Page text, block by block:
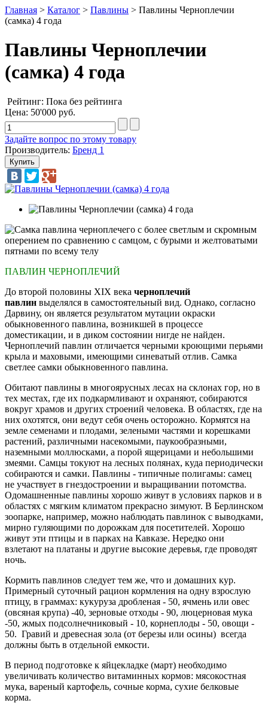
Главная > Каталог > Павлины > Павлины Черноплечии
(cамка) 4 года
Павлины Черноплечии
(cамка) 4 года
Рейтинг: Пока без рейтинга
Цена: 50'000 руб.
Задайте вопрос по этому товару
Производитель: Бренд 1
ПАВЛИН ЧЕРНОПЛЕЧИЙ
До второй половины XIX века черноплечий
павлин выделялся в самостоятельный вид. Однако, согласно
Дарвину, он является результатом мутации окраски
обыкновенного павлина, возникшей в процессе
доместикации, и в диком состоянии нигде не найден.
Черноплечий павлин отличается черными кроющими перьями
крыла и маховыми, имеющими синеватый отлив. Самка
светлее самки обыкновенного павлина.
Обитают павлины в многоярусных лесах на склонах гор, но в
тех местах, где их подкармливают и охраняют, собираются
вокруг храмов и других строений человека. В областях, где на
них охотятся, они ведут себя очень осторожно. Кормятся на
земле семенами и плодами, зелеными частями и корешками
растений, различными насекомыми, паукообразными,
наземными моллюсками, а порой ящерицами и небольшими
змеями. Самцы токуют на лесных полянах, куда периодически
собираются и самки. Павлины - типичные полигамы: самец
не участвует в гнездостроении и выращивании потомства.
Одомашненные павлины хорошо живут в условиях парков и в
областях с мягким климатом прекрасно зимуют. В Берлинском
зоопарке, например, можно наблюдать павлинок с выводками,
мирно гуляющими по дорожкам для посетителей. Хорошо
живут эти птицы и в парках на Кавказе. Нередко они
взлетают на платаны и другие высокие деревья, где проводят
ночь.
Кормить павлинов следует тем же, что и домашних кур.
Примерный суточный рацион кормления на одну взрослую
птицу, в граммах: кукуруза дробленая - 50, ячмень или овес
(овсяная крупа) -40, зерновые отходы - 90, люцерновая мука
-50, жмых подсолнечниковый - 10, корнеплоды - 50, овощи -
50. Гравий и древесная зола (от березы или осины) всегда
должны быть в отдельной емкости.
В период подготовке к яйцекладке (март) необходимо
увеличивать количество витаминных кормов: мясокостная
мука, вареный картофель, сочные корма, сухие белковые
корма.